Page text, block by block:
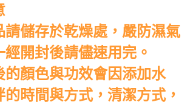
請儲存於乾燥處，嚴防濕氣
經開封後請儘速用完。
的顏色與功效會因添加水
的時間與方式，清潔方式，